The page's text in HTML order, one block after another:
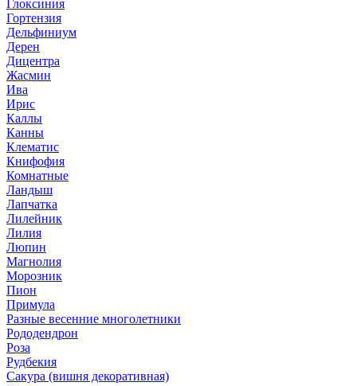
Глоксиния
Гортензия
Дельфиниум
Дерен
Дицентра
Жасмин
Ива
Ирис
Каллы
Канны
Клематис
Книфофия
Комнатные
Ландыш
Лапчатка
Лилейник
Лилия
Люпин
Магнолия
Морозник
Пион
Примула
Разные весенние многолетники
Рододендрон
Роза
Рудбекия
Сакура (вишня декоративная)